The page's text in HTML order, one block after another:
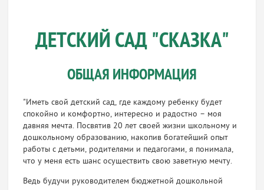
ДЕТСКИЙ САД "СКАЗКА"
ОБЩАЯ ИНФОРМАЦИЯ
"Иметь свой детский сад, где каждому ребенку будет
спокойно и комфортно, интересно и радостно – моя
давняя мечта. Посвятив 20 лет своей жизни школьному и
дошкольному образованию, накопив богатейший опыт
работы с детьми, родителями и педагогами, я понимала,
что у меня есть шанс осуществить свою заветную мечту.
Ведь будучи руководителем бюджетной дошкольной